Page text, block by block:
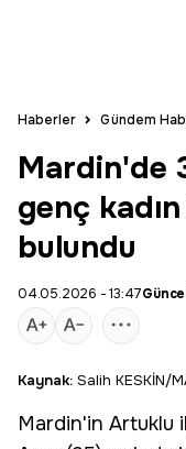
Haberler Gündem
Mardin'de
genç
bulundu
04.05.2026 - 13:47
Kaynak: Salih KESKİN/
Mardin'in Artuklu